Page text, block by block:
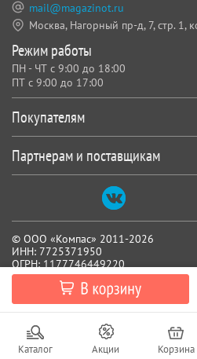
Каталог Акции Корзина
© ООО «Компас» 2011-2026
ИНН: 7725371950
ОГРН: 1177746449220
Все реквизиты
Покупателям
Партнерам и поставщикам
mail@magazinot.ru
Москва, Нагорный пр-д, 7, стр. 1,
Режим работы
ПН - ЧТ с 9:00 до 18:00
ПТ с 9:00 до 17:00